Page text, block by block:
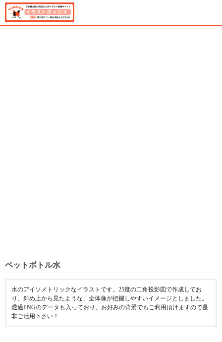
ペットボトル水
水のアイソメトリックなイラストです。25度の二角投影図で作成してお
り、斜め上から見たような、全体像が把握しやすいイメージとしました。
透過PNGのデータも入っており、お好みの背景でもご利用頂けますので是
非ご活用下さい！